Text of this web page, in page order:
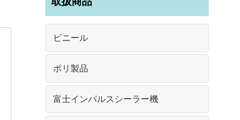
ビニール
ポリ製品
富士インパルスシーラー機